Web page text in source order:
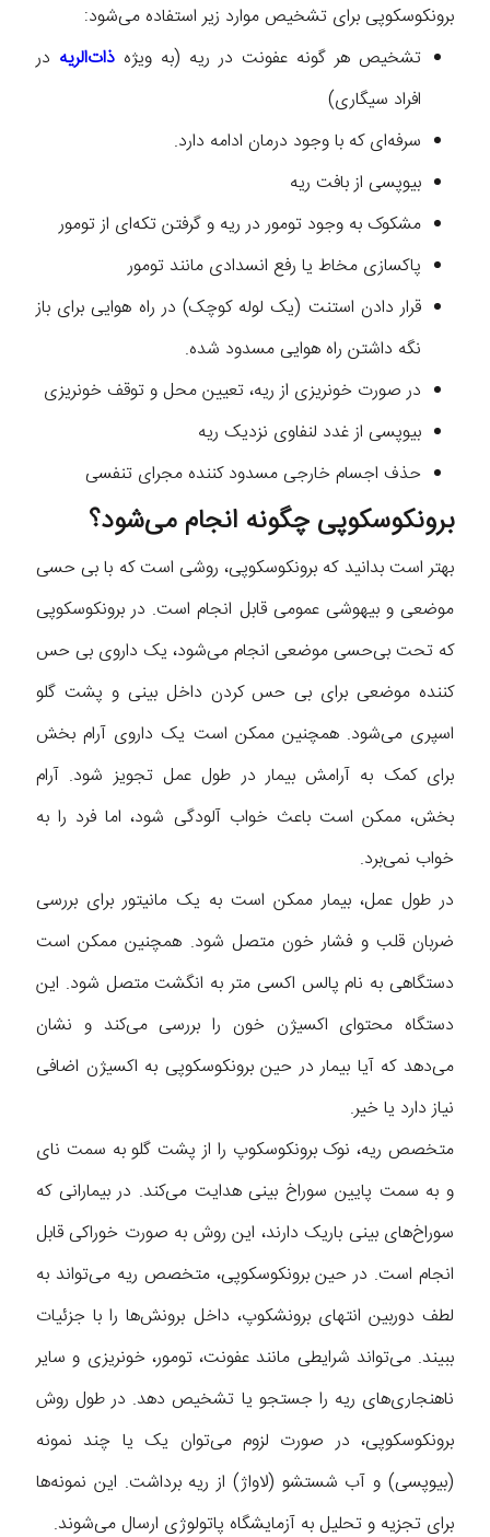
برونکوسکوپی برای تشخیص موارد زیر استفاده می‌شود:
تشخیص هر گونه عفونت در ریه (به ویژه ذات‌الریه در
افراد سیگاری)
سرفه‌ای که با وجود درمان ادامه دارد.
بیوپسی از بافت ریه
مشکوک به وجود تومور در ریه و گرفتن تکه‌ای از تومور
پاکسازی مخاط یا رفع انسدادی مانند تومور
قرار دادن استنت (یک لوله کوچک) در راه هوایی برای باز
نگه داشتن راه هوایی مسدود شده.
در صورت خونریزی از ریه، تعیین محل و توقف خونریزی
بیوپسی از غدد لنفاوی نزدیک ریه
حذف اجسام خارجی مسدود کننده مجرای تنفسی
برونکوسکوپی چگونه انجام می‌شود؟
بهتر است بدانید که برونکوسکوپی، روشی است که با بی حسی
موضعی و بیهوشی عمومی قابل انجام است. در برونکوسکوپی
که تحت بی‌حسی موضعی انجام می‌شود، یک داروی بی حس
کننده موضعی برای بی حس کردن داخل بینی و پشت گلو
اسپری می‌شود. همچنین ممکن است یک داروی آرام بخش
برای کمک به آرامش بیمار در طول عمل تجویز شود. آرام
بخش، ممکن است باعث خواب آلودگی شود، اما فرد را به
خواب نمی‌برد.
در طول عمل، بیمار ممکن است به یک مانیتور برای بررسی
ضربان قلب و فشار خون متصل شود. همچنین ممکن است
دستگاهی به نام پالس اکسی متر به انگشت متصل شود. این
دستگاه محتوای اکسیژن خون را بررسی می‌کند و نشان
می‌دهد که آیا بیمار در حین برونکوسکوپی به اکسیژن اضافی
نیاز دارد یا خیر.
متخصص ریه، نوک برونکوسکوپ را از پشت گلو به سمت نای
و به سمت پایین سوراخ بینی هدایت می‌کند. در بیمارانی که
سوراخ‌های بینی باریک دارند، این روش به صورت خوراکی قابل
انجام است. در حین برونکوسکوپی، متخصص ریه می‌تواند به
لطف دوربین انتهای برونشکوپ، داخل برونش‌ها را با جزئیات
ببیند. می‌تواند شرایطی مانند عفونت، تومور، خونریزی و سایر
ناهنجاری‌های ریه را جستجو یا تشخیص دهد. در طول روش
برونکوسکوپی، در صورت لزوم می‌توان یک یا چند نمونه
(بیوپسی) و آب شستشو (لاواژ) از ریه برداشت. این نمونه‌ها
برای تجزیه و تحلیل به آزمایشگاه پاتولوژی ارسال می‌شوند.